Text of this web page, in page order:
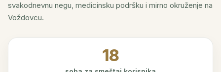
svakodnevnu negu, medicinsku podršku i mirno okruženje na
Voždovcu.
18